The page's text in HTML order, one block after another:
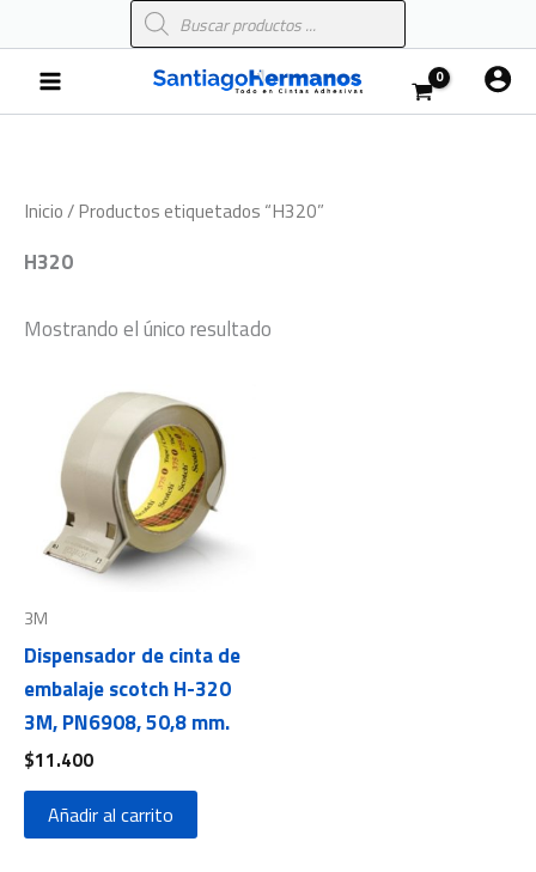
al
contenido
Búsqueda
de
Main
Menu
Inicio/ Productos etiquetados “H320”
H320
Mostrando el único resultado
3M
Dispensador de cinta de
embalaje scotch H-320
3M, PN6908, 50,8 mm.
$11.400
Añadir al carrito